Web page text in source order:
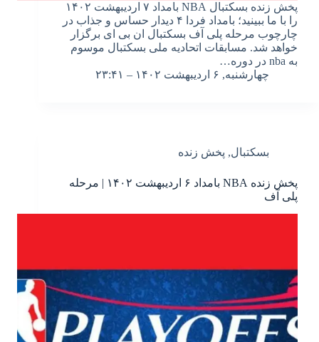
پخش زنده بسکتبال NBA بامداد ۷ اردیبهشت ۱۴۰۲
را با ما ببینید؛ بامداد فردا ۴ دیدار حساس و جذاب در
چارچوب مرحله پلی آف بسکتبال ان بی ای برگزار
خواهد شد. مسابقات اتحادیه ملی بسکتبال موسوم
به nba در دوره…
چهارشنبه, ۶ اردیبهشت ۱۴۰۲ – ۲۳:۴۱
بسکتبال, پخش زنده
پخش زنده NBA بامداد ۶ اردیبهشت ۱۴۰۲ | مرحله
پلی آف